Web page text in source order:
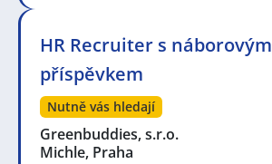
HR Recruiter s náborovým
příspěvkem
Nutně vás hledají
Greenbuddies, s.r.o.
Michle, Praha